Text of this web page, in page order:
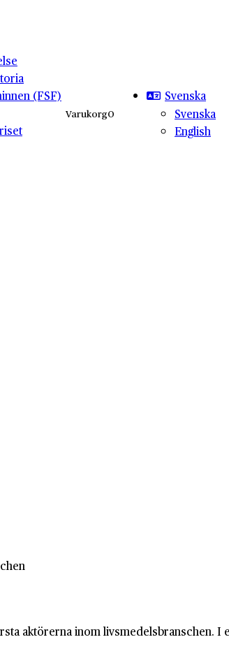
(FSF)
Varukorg0
Svenska
Svenska
English
aktörerna inom livsmedelsbranschen.